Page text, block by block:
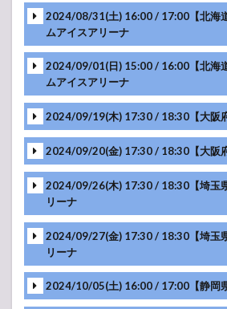
-アンコール-
メンバー紹介
-アンコール-
メンバー紹介
MC
-アンコール-
メンバー紹介
ライブレポ・詳細
MC
MC
-アンコール-
メンバー紹介
ライブレポ・詳細
MC
MC
-アンコール-
メンバー紹介
MC
MC
-アンコール-
MC
MC
-アンコール-
MC
MC
MC
MC
MC
MC
MC
2024/08/31(土) 16:00 / 17:00【北海
ムアイスアリーナ
MC
2024/09/01(日) 15:00 / 16:00【北海
ムアイスアリーナ
MC
2024/09/19(木) 17:30 / 18:30【大阪
2024/09/20(金) 17:30 / 18:30【大阪
MC
2024/09/26(木) 17:30 / 18:30【埼玉
リーナ
2024/09/27(金) 17:30 / 18:30【埼玉
リーナ
2024/10/05(土) 16:00 / 17:00【静岡